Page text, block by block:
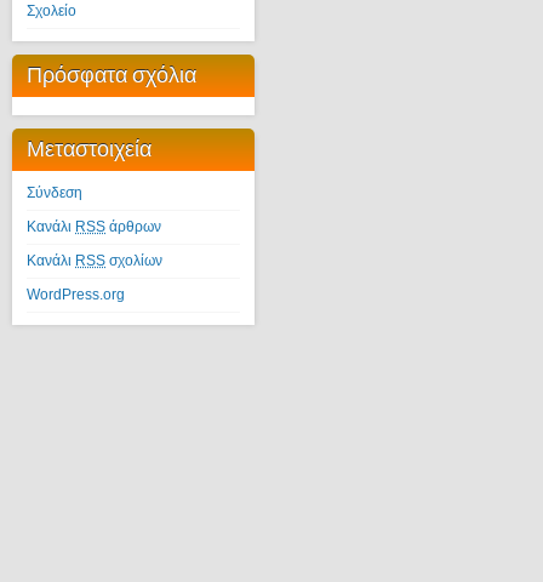
Σχολείο
Πρόσφατα σχόλια
Μεταστοιχεία
Σύνδεση
Κανάλι RSS άρθρων
Κανάλι RSS σχολίων
WordPress.org